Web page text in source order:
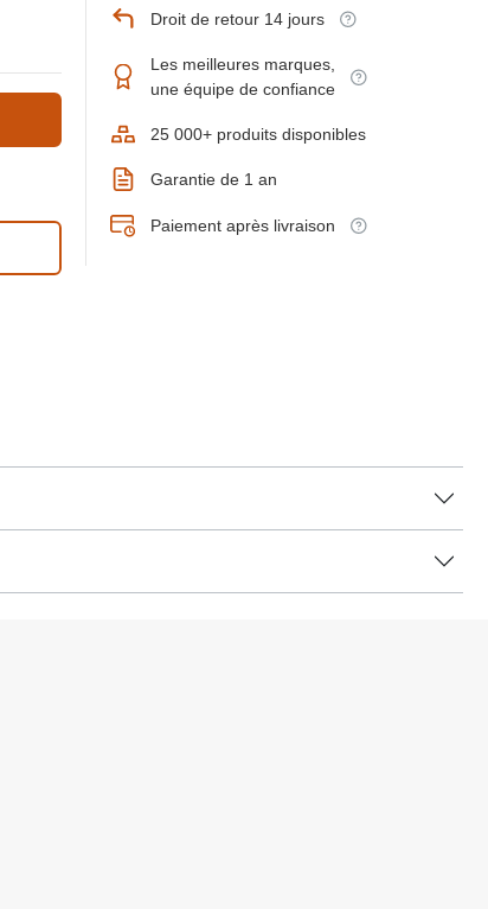
Droit de retour 14 jours
Les meilleures marques,
une équipe de confiance
25 000+ produits disponibles
Garantie de 1 an
Paiement après livraison